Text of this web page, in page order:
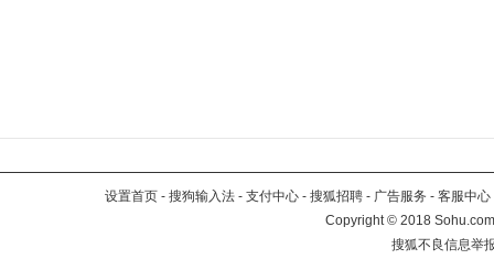
设置首页 - 搜狗输入法 - 支付中心 - 搜狐招聘 - 广告服务 - 客服中心
Copyright©2018
搜狐不良信息举